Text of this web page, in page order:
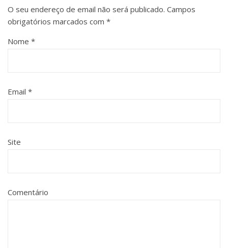
O seu endereço de email não será publicado. Campos
obrigatórios marcados com *
Nome *
Email *
Site
Comentário